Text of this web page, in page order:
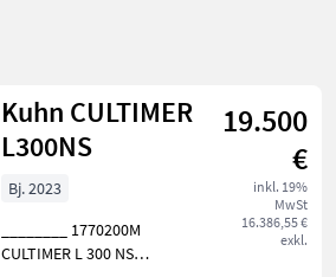
Kuhn CULTIMER
L300NS
19.500
€
inkl. 19%
MwSt
16.386,55 €
exkl.
Bj. 2023
________ 1770200M
CULTIMER L 300 NS